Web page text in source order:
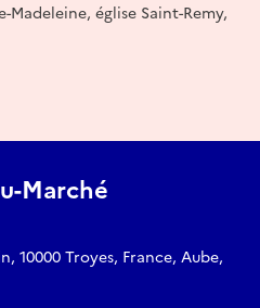
Madeleine, église Saint-Remy,
Marché
10000 Troyes, France, Aube,